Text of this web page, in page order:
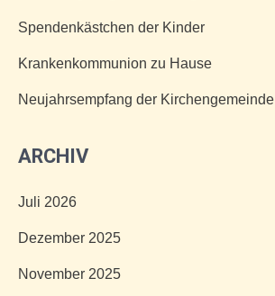
Spendenkästchen der Kinder
Krankenkommunion zu Hause
Neujahrsempfang der Kirchengemeinde
ARCHIV
Juli 2026
Dezember 2025
November 2025